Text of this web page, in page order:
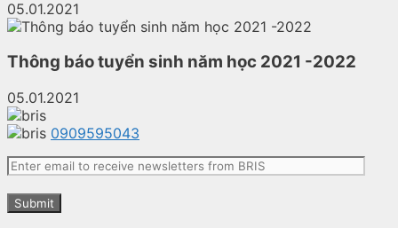
05.01.2021
Thông báo tuyển sinh năm học 2021 -2022
05.01.2021
0909595043